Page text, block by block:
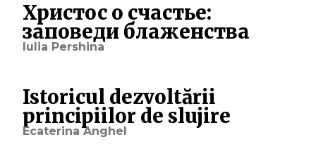
Христос о счастье:
заповеди блаженства
Iulia Pershina
Istoricul dezvoltării
principiilor de slujire
Ecaterina Anghel